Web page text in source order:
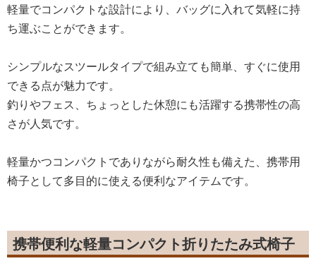
軽量でコンパクトな設計により、バッグに入れて気軽に持
ち運ぶことができます。
シンプルなスツールタイプで組み立ても簡単、すぐに使用
できる点が魅力です。
釣りやフェス、ちょっとした休憩にも活躍する携帯性の高
さが人気です。
軽量かつコンパクトでありながら耐久性も備えた、携帯用
椅子として多目的に使える便利なアイテムです。
携帯便利な軽量コンパクト折りたたみ式椅子